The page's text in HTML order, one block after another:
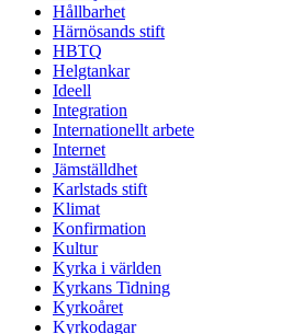
Hållbarhet
Härnösands stift
HBTQ
Helgtankar
Ideell
Integration
Internationellt arbete
Internet
Jämställdhet
Karlstads stift
Klimat
Konfirmation
Kultur
Kyrka i världen
Kyrkans Tidning
Kyrkoåret
Kyrkodagar